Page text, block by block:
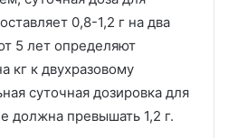
0,8-1,2 г на два
5 лет определяют
кг к двухразовому
суточная дозировка для
должна превышать 1,2 г.